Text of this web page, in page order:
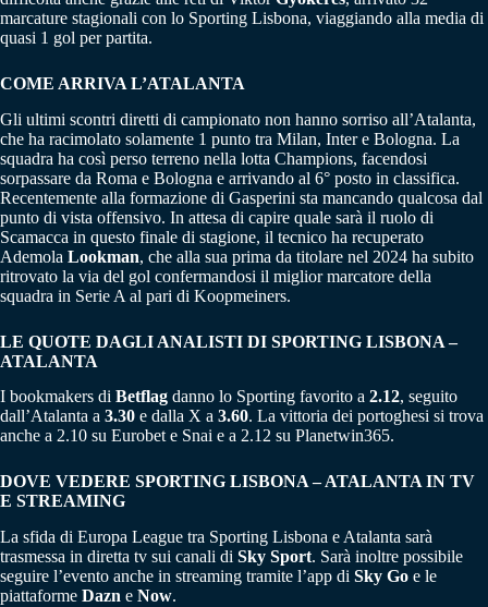
marcature stagionali con lo Sporting Lisbona, viaggiando alla media di
quasi 1 gol per partita.
COME ARRIVA L’ATALANTA
Gli ultimi scontri diretti di campionato non hanno sorriso all’Atalanta,
che ha racimolato solamente 1 punto tra Milan, Inter e Bologna. La
squadra ha così perso terreno nella lotta Champions, facendosi
sorpassare da Roma e Bologna e arrivando al 6° posto in classifica.
Recentemente alla formazione di Gasperini sta mancando qualcosa dal
punto di vista offensivo. In attesa di capire quale sarà il ruolo di
Scamacca in questo finale di stagione, il tecnico ha recuperato
Ademola Lookman, che alla sua prima da titolare nel 2024 ha subito
ritrovato la via del gol confermandosi il miglior marcatore della
squadra in Serie A al pari di Koopmeiners.
LE QUOTE DAGLI ANALISTI DI SPORTING LISBONA –
ATALANTA
I bookmakers di Betflag danno lo Sporting favorito a 2.12, seguito
dall’Atalanta a 3.30 e dalla X a 3.60. La vittoria dei portoghesi si trova
anche a 2.10 su Eurobet e Snai e a 2.12 su Planetwin365.
DOVE VEDERE SPORTING LISBONA – ATALANTA IN TV
E STREAMING
La sfida di Europa League tra Sporting Lisbona e Atalanta sarà
trasmessa in diretta tv sui canali di Sky Sport. Sarà inoltre possibile
seguire l’evento anche in streaming tramite l’app di Sky Go e le
piattaforme Dazn e Now.